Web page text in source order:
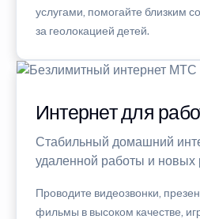
услугами, помогайте близким
за геолокацией детей.
Интернет для
Стабильный домашний
удаленной работы и новых
Проводите видеозвонки,
фильмы в высоком качестве,